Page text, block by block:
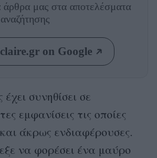
άρθρα μας στα αποτελέσματα
αναζήτησης
on Google
συνηθίσει σε
εμφανίσεις τις οποίες
άκρως ενδιαφέρουσες.
να φορέσει ένα μαύρο